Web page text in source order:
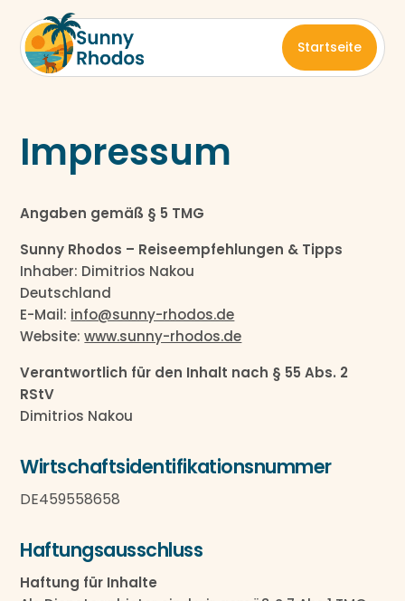
Startseite
Impressum
Angaben gemäß § 5 TMG
Sunny Rhodos – Reiseempfehlungen & Tipps
Inhaber: Dimitrios Nakou
Deutschland
E-Mail: info@sunny-rhodos.de
Website:www.sunny-rhodos.de
Verantwortlich für den Inhalt nach § 55 Abs. 2
RStV
Dimitrios Nakou
Wirtschafts­identifikations­nummer
DE459558658
Haftungsausschluss
Haftung für Inhalte